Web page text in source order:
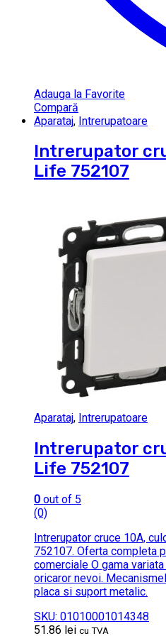
Adauga la Favorite
Compară
Aparataj, Intrerupatoare
Intrerupator
Life 752107
Aparataj, Intrerupatoare
Intrerupator
Life 752107
0 out of 5
(0)
Intrerupator cruce 10A,
752107. Oferta completa
comerciale O gama
oricaror nevoi.
placa si suport metalic.
SKU: 01010001014348
51.86 lei cu TVA